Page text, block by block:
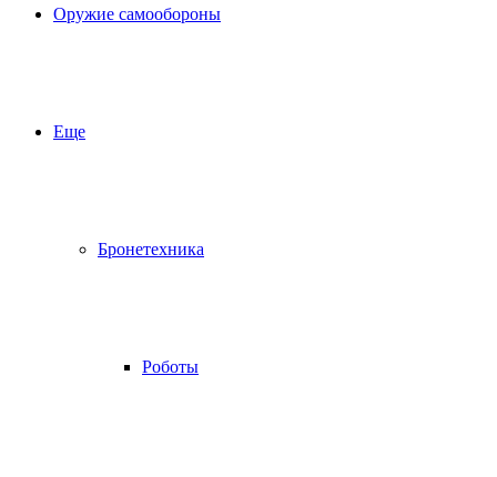
Оружие самообороны
Еще
Бронетехника
Роботы